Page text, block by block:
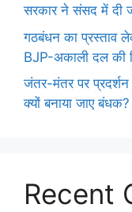
सरकार ने संसद में दी
गठबंधन का प्रस्ताव
BJP-अकाली दल की
जंतर-मंतर पर
क्यों बनाया जाए बंधक?
Recent